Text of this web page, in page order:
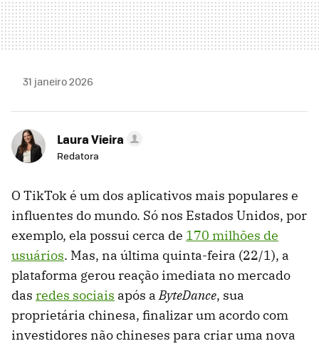
31 janeiro 2026
Laura Vieira
Redatora
O TikTok é um dos aplicativos mais populares e
influentes do mundo. Só nos Estados Unidos, por
exemplo, ela possui cerca de 170 milhões de
usuários. Mas, na última quinta-feira (22/1), a
plataforma gerou reação imediata no mercado
das redes sociais após aByteDance, sua
proprietária chinesa, finalizar um acordo com
investidores não chineses para criar uma nova